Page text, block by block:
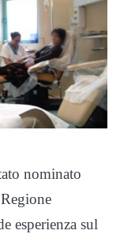
nominato
esperienza sul